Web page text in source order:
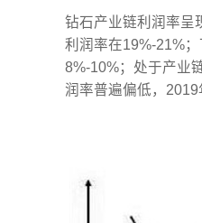
钻石产业链利润率呈
利润率在19%-21%
8%-10%；处于产业
润率普遍偏低，2019